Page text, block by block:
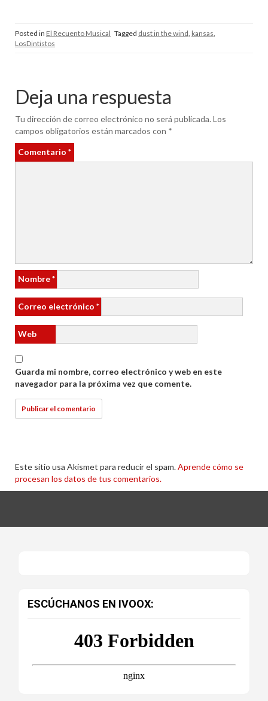
Posted in El Recuento Musical Tagged dust in the wind, kansas,
LosDintistos
Deja una respuesta
Tu dirección de correo electrónico no será publicada.Los
campos obligatorios están marcados con *
Comentario *
Nombre*
Correo electrónico *
Web
Guarda mi nombre, correo electrónico y web en este
navegador para la próxima vez que comente.
Este sitio usa Akismet para reducir el spam.Aprende cómo se
procesan los datos de tus comentarios.
ESCÚCHANOS EN IVOOX: